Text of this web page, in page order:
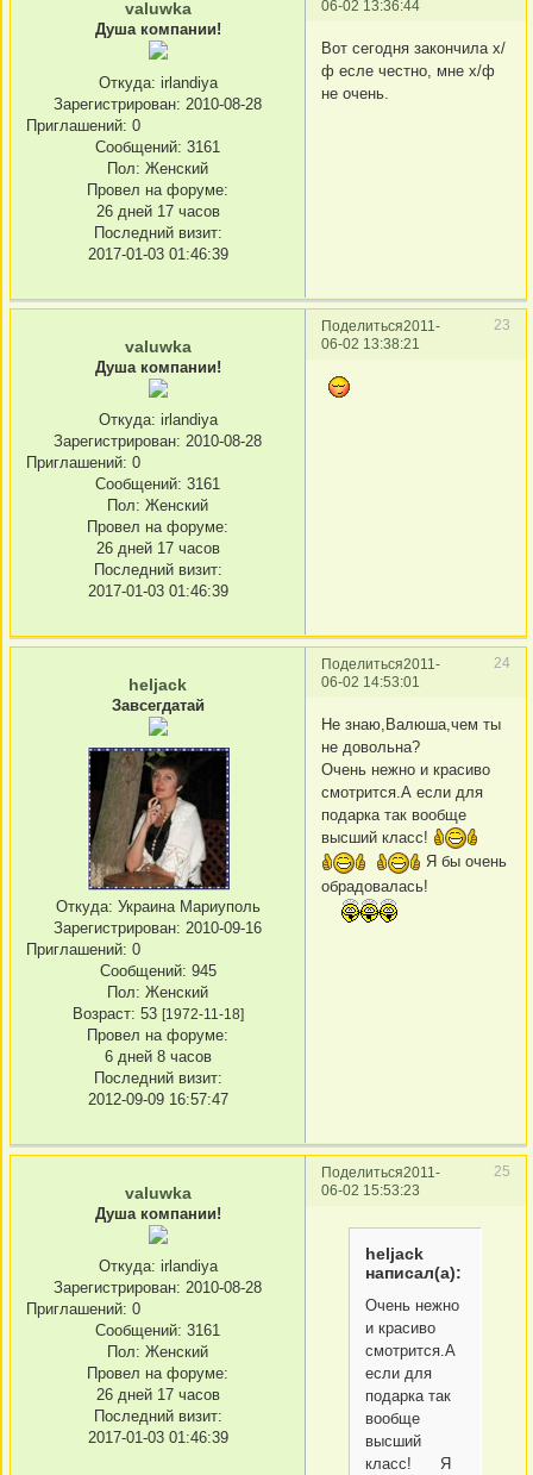
06-02 13:36:44
valuwka
Душа компании!
Откуда: irlandiya
Зарегистрирован: 2010-08-28
Приглашений: 0
Сообщений: 3161
Пол: Женский
Провел на форуме:
26 дней 17 часов
Последний визит:
2017-01-03 01:46:39
Вот сeгодня закончила х/
ф есле честно, мне х/ф
не очень.
Поделиться 23
2011-
06-02 13:38:21
valuwka
Душа компании!
Откуда: irlandiya
Зарегистрирован: 2010-08-28
Приглашений: 0
Сообщений: 3161
Пол: Женский
Провел на форуме:
26 дней 17 часов
Последний визит:
2017-01-03 01:46:39
Поделиться 24
2011-
06-02 14:53:01
heljack
Завсегдатай
Откуда: Украина Мариуполь
Зарегистрирован: 2010-09-16
Приглашений: 0
Сообщений: 945
Пол: Женский
Возраст: 53 [1972-11-18]
Провел на форуме:
6 дней 8 часов
Последний визит:
2012-09-09 16:57:47
Не знаю,Валюша,чем ты
не довольна?
Очень нежно и красиво
смотрится.А если для
подарка так вообще
высший класс!
Я бы очень
обрадовалась!
Поделиться 25
2011-
06-02 15:53:23
valuwka
Душа компании!
Откуда: irlandiya
Зарегистрирован: 2010-08-28
Приглашений: 0
Сообщений: 3161
Пол: Женский
Провел на форуме:
26 дней 17 часов
Последний визит:
2017-01-03 01:46:39
heljack
написал(а):
Очень нежно
и красиво
смотрится.А
если для
подарка так
вообще
высший
класс! Я